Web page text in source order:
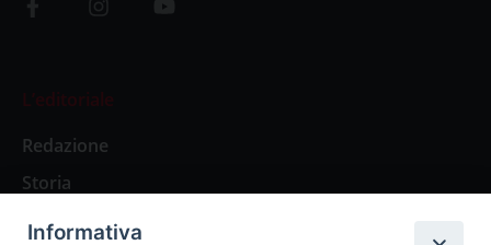
L’editoriale
Redazione
Storia
Informativa